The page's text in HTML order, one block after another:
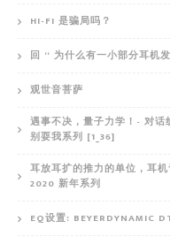
HI-FI 是骗局吗？
回 “ 为什么有一小部分耳机
观世音菩萨
遇事不决，量子力学！- 对
别耍我系列 [1_36]
耳放耳扩的推力的单位，耳
2020 新年系列
EQ设置: BEYERDYNAMIC